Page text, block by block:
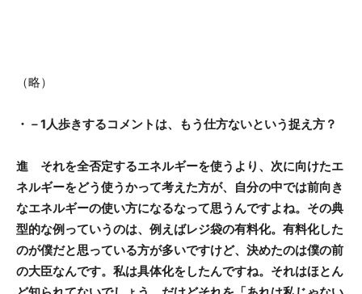
（略）
・－1人歩きするコメントは、もう仕方ないという捉え方？
進 それを全否定するエネルギーを使うより、次に向けたエ
ネルギーをどう使うかって考えた方が、自分の中では前向き
なエネルギーの使い方になるなって思うんですよね。その典
型的な例っていうのは、例えばレジ袋の有料化。有料化した
のが僕だと思っている方が多いですけど、決めたのは僕の前
の大臣なんです。私は具体化をしたんですね。それはほとん